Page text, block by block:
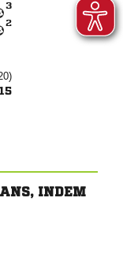


INDEM